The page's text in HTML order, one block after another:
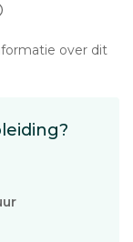
over dit